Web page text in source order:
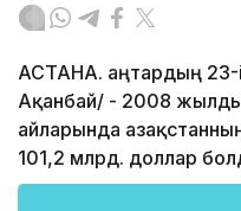
АСТАНА. Қаңтардың 23-
Ақанбай/ - 2008
айларында
101,2 млрд. доллар